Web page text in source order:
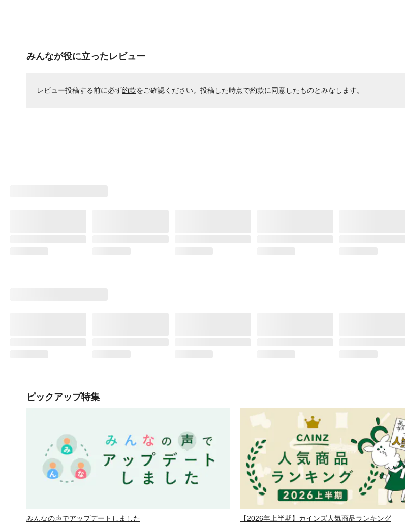
みんなが役に立ったレビュー
レビュー投稿する前に必ず約款をご確認ください。投稿した時点で約款に同意したものとみなします。
ピックアップ特集
みんなの声でアップデートしました 【2026年上半期】カインズ人気商品ランキング